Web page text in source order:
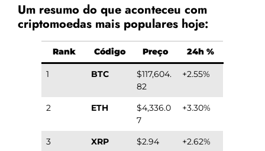
Um resumo do que aconteceu com
criptomoedas mais populares hoje:
Rank Código Preço 24h %
1 BTC
$117,604.
82
+2.55%
2 ETH
$4,336.0
7
+3.30%
3 XRP $2.94
+2.62%